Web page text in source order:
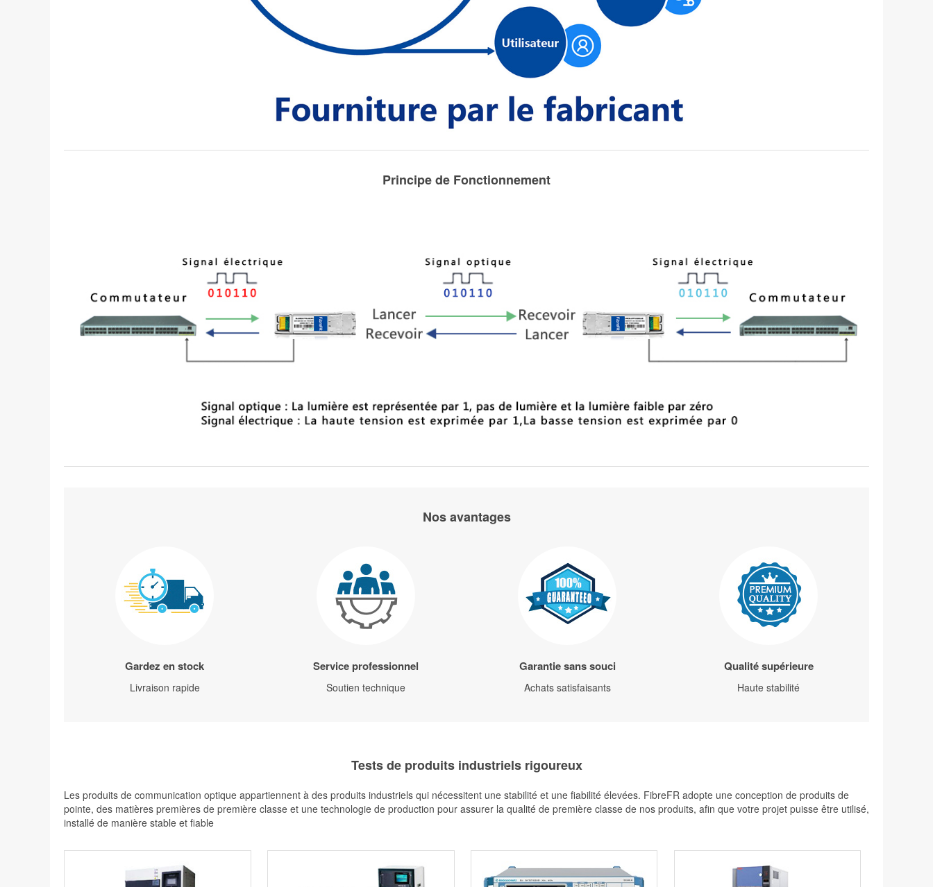
Principe de Fonctionnement
Nos avantages
Gardez en stock
Livraison rapide
Service professionnel
Soutien technique
Garantie sans souci
Achats satisfaisants
Qualité supérieure
Haute stabilité
Tests de produits industriels rigoureux
Les produits de communication optique appartiennent à des produits industriels qui nécessitent une stabilité et une fiabilité élevées. FibreFR adopte une conception de produits de
pointe, des matières premières de première classe et une technologie de production pour assurer la qualité de première classe de nos produits, afin que votre projet puisse être utilisé,
installé de manière stable et fiable